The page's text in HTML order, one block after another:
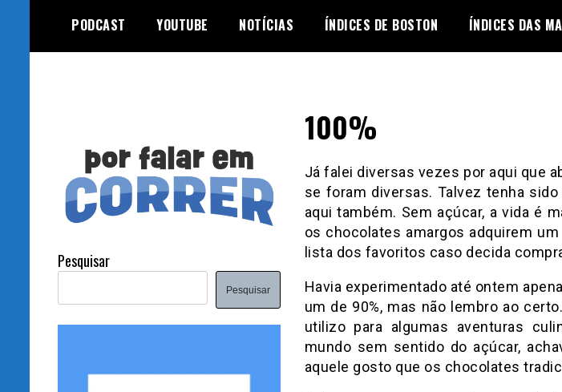
content
PODCAST YOUTUBE NOTÍCIAS ÍNDICES DE BOSTON ÍNDICES DAS
100%
Já falei diversas vezes por aqui que
se foram diversas. Talvez tenha
aqui também. Sem açúcar, a vida é
os chocolates amargos adquirem
lista dos favoritos caso decida
Havia experimentado até ontem
um de 90%, mas não lembro ao
utilizo para algumas aventuras
mundo sem sentido do açúcar,
aquele gosto que os chocolates
Pesquisar
Pesquisar